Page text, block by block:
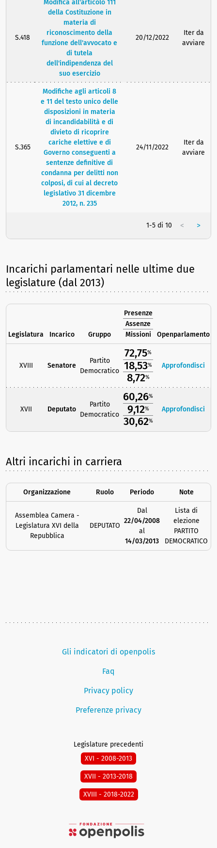
S.418
Modifica all'articolo 111
della Costituzione in
materia di
riconoscimento della
funzione dell'avvocato e
di tutela
dell'indipendenza del
suo esercizio
20/12/2022
Iter da
avviare
S.365
Modifiche agli articoli 8
e 11 del testo unico delle
disposizioni in materia
di incandidabilità e di
divieto di ricoprire
cariche elettive e di
Governo conseguenti a
sentenze definitive di
condanna per delitti non
colposi, di cui al decreto
legislativo 31 dicembre
2012, n. 235
24/11/2022
Iter da
avviare
1-5 di 10 < >
Incarichi parlamentari nelle ultime due
legislature (dal 2013)
Legislatura Incarico Gruppo
Presenze
Assenze
Missioni
Openparlamento
XVIII Senatore
Partito
Democratico
72,75%
18,53%
8,72%
Approfondisci
XVII Deputato
Partito
Democratico
60,26%
9,12%
30,62%
Approfondisci
Altri incarichi in carriera
Organizzazione Ruolo Periodo Note
Assemblea Camera -
Legislatura XVI della
Repubblica
DEPUTATO
Dal
22/04/2008
al
14/03/2013
Lista di
elezione
PARTITO
DEMOCRATICO
Gli indicatori di openpolis
Faq
Privacy policy
Preferenze privacy
Legislature precedenti
XVI - 2008-2013
XVII - 2013-2018
XVIII - 2018-2022